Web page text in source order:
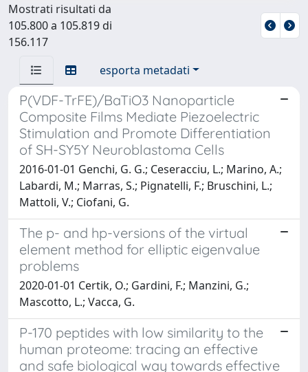
Mostrati risultati da
105.800 a 105.819 di
156.117
esporta metadati
P(VDF-TrFE)/BaTiO3 Nanoparticle
Composite Films Mediate Piezoelectric
Stimulation and Promote Differentiation
of SH-SY5Y Neuroblastoma Cells
2016-01-01 Genchi, G. G.; Ceseracciu, L.; Marino, A.;
Labardi, M.; Marras, S.; Pignatelli, F.; Bruschini, L.;
Mattoli, V.; Ciofani, G.
The p- and hp-versions of the virtual
element method for elliptic eigenvalue
problems
2020-01-01 Certik, O.; Gardini, F.; Manzini, G.;
Mascotto, L.; Vacca, G.
P-170 peptides with low similarity to the
human proteome: tracing an effective
and safe biological way towards effective